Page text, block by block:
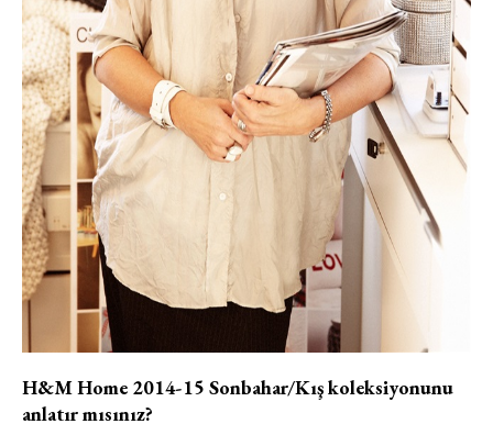
H&M Home 2014-15 Sonbahar/Kış koleksiyonunu
anlatır mısınız?